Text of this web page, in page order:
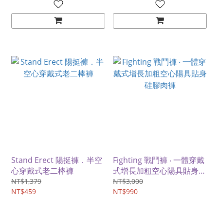
Stand Erect 陽挺褲．半空
心穿戴式老二棒褲
NT$1,379
NT$459
Fighting 戰鬥褲 ‧ 一體穿戴
式增長加粗空心陽具貼身硅
膠肉褲
NT$3,000
NT$990